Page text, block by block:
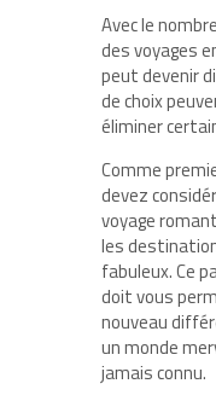
Avec le
des voyages
peut devenir
de choix
éliminer
Comme
devez
voyage
les
fabuleux. Ce
doit vous
nouveau
un monde
jamais connu.